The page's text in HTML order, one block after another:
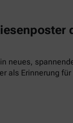
neues,
als Erinnerung